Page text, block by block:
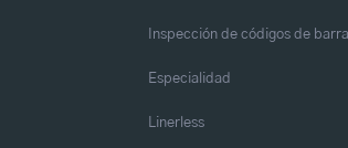
Inspección de códigos de
Especialidad
Linerless